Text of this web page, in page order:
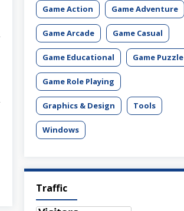
Game Action Game Adventure
Game Arcade Game Casual
Game Educational Game Puzzle
Game Role Playing
Graphics & Design Tools
Windows
Traffic